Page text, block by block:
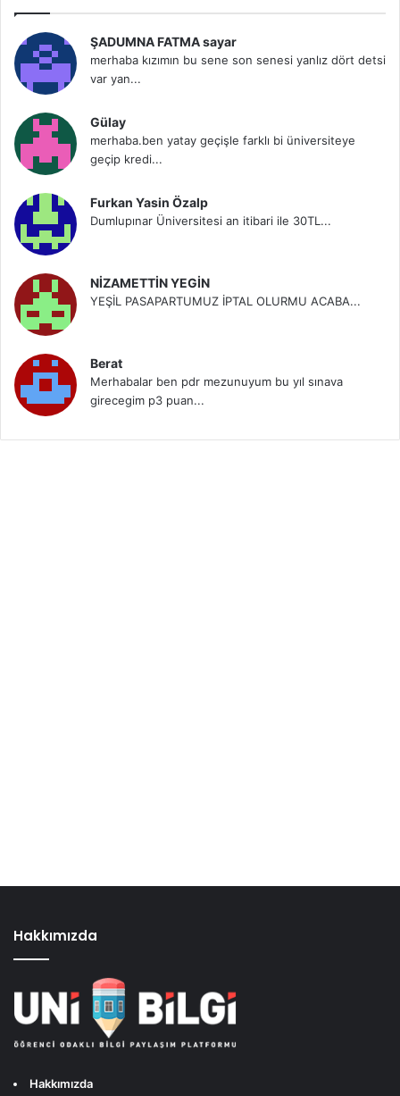
ŞADUMNA FATMA sayar
merhaba kızımın bu sene son senesi yanlız dört detsi
var yan...
Gülay
merhaba.ben yatay geçişle farklı bi üniversiteye
geçip kredi...
Furkan Yasin Özalp
Dumlupınar Üniversitesi an itibari ile 30TL...
NİZAMETTİN YEGİN
YEŞİL PASAPARTUMUZ İPTAL OLURMU ACABA...
Berat
Merhabalar ben pdr mezunuyum bu yıl sınava
girecegim p3 puan...
Hakkımızda
Hakkımızda